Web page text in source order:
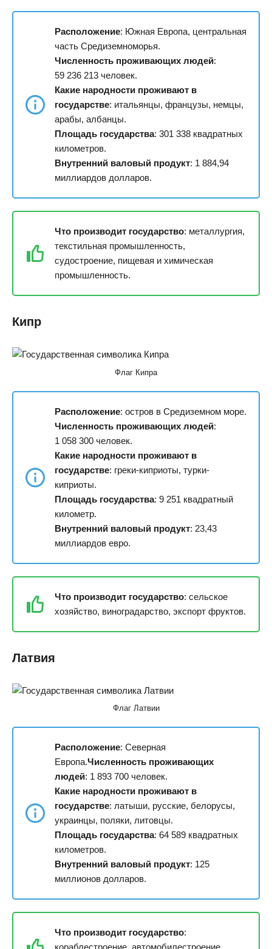
Расположение: Южная Европа, центральная
часть Средиземноморья.
Численность проживающих людей:
59 236 213 человек.
Какие народности проживают в
государстве: итальянцы, французы, немцы,
арабы, албанцы.
Площадь государства: 301 338 квадратных
километров.
Внутренний валовый продукт: 1 884,94
миллиардов долларов.
Что производит государство: металлургия,
текстильная промышленность,
судостроение, пищевая и химическая
промышленность.
Кипр
Флаг Кипра
Расположение: остров в Средиземном море.
Численность проживающих людей:
1 058 300 человек.
Какие народности проживают в
государстве: греки-киприоты, турки-
киприоты.
Площадь государства: 9 251 квадратный
километр.
Внутренний валовый продукт: 23,43
миллиардов евро.
Что производит государство: сельское
хозяйство, виноградарство, экспорт фруктов.
Латвия
Флаг Латвии
Расположение: Северная
Европа.Численность проживающих
людей: 1 893 700 человек.
Какие народности проживают в
государстве: латыши, русские, белорусы,
украинцы, поляки, литовцы.
Площадь государства: 64 589 квадратных
километров.
Внутренний валовый продукт: 125
миллионов долларов.
Что производит государство:
кораблестроение, автомобилестроение,